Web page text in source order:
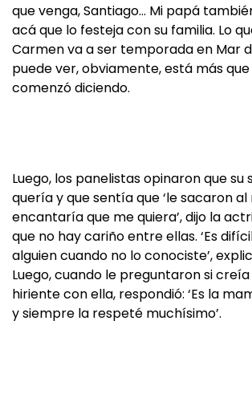
que venga, Santiago… Mi papá
acá que lo festeja con su familia. Lo
Carmen va a ser temporada en Mar
puede ver, obviamente, está más que
comenzó diciendo.
Luego, los panelistas opinaron que su
quería y que sentía que ‘le sacaron al
encantaría que me quiera’, dijo la
que no hay cariño entre ellas. ‘Es
alguien cuando no lo conociste’,
Luego, cuando le preguntaron si
hiriente con ella, respondió: ‘Es la
y siempre la respeté muchísimo’.